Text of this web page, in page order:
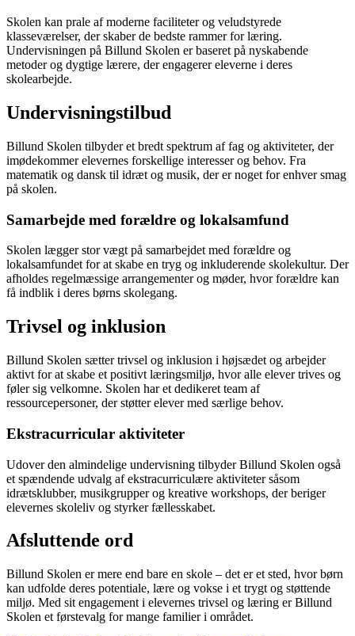
Skolen kan prale af moderne faciliteter og veludstyrede
klasseværelser, der skaber de bedste rammer for læring.
Undervisningen på Billund Skolen er baseret på nyskabende
metoder og dygtige lærere, der engagerer eleverne i deres
skolearbejde.
Undervisningstilbud
Billund Skolen tilbyder et bredt spektrum af fag og aktiviteter, der
imødekommer elevernes forskellige interesser og behov. Fra
matematik og dansk til idræt og musik, der er noget for enhver smag
på skolen.
Samarbejde med forældre og lokalsamfund
Skolen lægger stor vægt på samarbejdet med forældre og
lokalsamfundet for at skabe en tryg og inkluderende skolekultur. Der
afholdes regelmæssige arrangementer og møder, hvor forældre kan
få indblik i deres børns skolegang.
Trivsel og inklusion
Billund Skolen sætter trivsel og inklusion i højsædet og arbejder
aktivt for at skabe et positivt læringsmiljø, hvor alle elever trives og
føler sig velkomne. Skolen har et dedikeret team af
ressourcepersoner, der støtter elever med særlige behov.
Ekstracurricular aktiviteter
Udover den almindelige undervisning tilbyder Billund Skolen også
et spændende udvalg af ekstracurriculære aktiviteter såsom
idrætsklubber, musikgrupper og kreative workshops, der beriger
elevernes skoleliv og styrker fællesskabet.
Afsluttende ord
Billund Skolen er mere end bare en skole – det er et sted, hvor børn
kan udfolde deres potentiale, lære og vokse i et trygt og støttende
miljø. Med sit engagement i elevernes trivsel og læring er Billund
Skolen et førstevalg for mange familier i området.